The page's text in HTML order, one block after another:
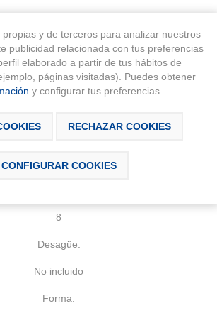
DESCARGABLES
Características técnicas
Sin agujeros
8
Desagüe:
No incluido
Forma:
propias y de terceros para analizar nuestros
publicidad relacionada con tus preferencias
elaborado a partir de tus hábitos de
páginas visitadas). Puedes obtener
y configurar tus preferencias.
RECHAZAR COOKIES
CONFIGURAR COOKIES